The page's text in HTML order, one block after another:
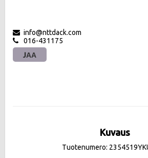
info@nttdack.com
016-431175
JAA
Kuvaus
Tuotenumero: